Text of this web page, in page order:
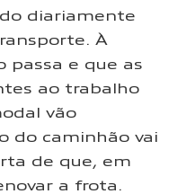
diariamente
À
passa e que as
ao trabalho
vão
do caminhão vai
de que, em
a frota.